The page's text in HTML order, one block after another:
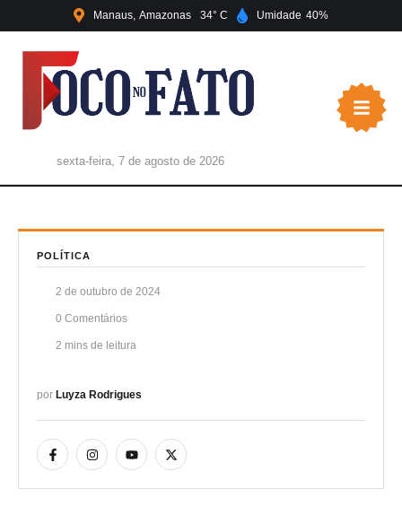
Manaus Amazonas 34 Umidade 40
sexta-feira, 7 de agosto de 2026
POLÍTICA
2 de outubro de 2024
0 Comentários
2 mins de leitura
por Luyza Rodrigues